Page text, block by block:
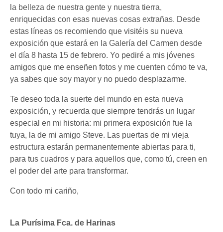
la belleza de nuestra gente y nuestra tierra,
enriquecidas con esas nuevas cosas extrañas. Desde
estas líneas os recomiendo que visitéis su nueva
exposición que estará en la Galería del Carmen desde
el día 8 hasta 15 de febrero. Yo pediré a mis jóvenes
amigos que me enseñen fotos y me cuenten cómo te va,
ya sabes que soy mayor y no puedo desplazarme.
Te deseo toda la suerte del mundo en esta nueva
exposición, y recuerda que siempre tendrás un lugar
especial en mi historia: mi primera exposición fue la
tuya, la de mi amigo Steve. Las puertas de mi vieja
estructura estarán permanentemente abiertas para ti,
para tus cuadros y para aquellos que, como tú, creen en
el poder del arte para transformar.
Con todo mi cariño,
La Purísima Fca. de Harinas